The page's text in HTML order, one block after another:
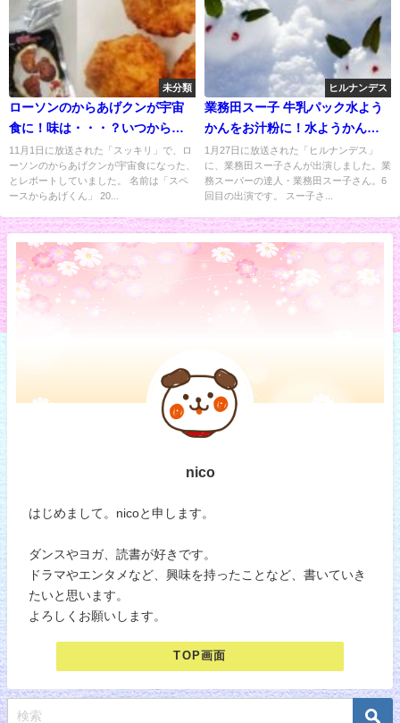
未分類
ローソンのからあげクンが宇宙
食に！味は・・・？いつから販
売？
11月1日に放送された「スッキリ」で、ロ
ーソンのからあげクンが宇宙食になった、
とレポートしていました。 名前は「スペ
ースからあげくん」 20...
ヒルナンデス
業務田スー子 牛乳パック水よう
かんをお汁粉に！水ようかんカ
ー登場
1月27日に放送された「ヒルナンデス」
に、業務田スー子さんが出演しました。業
務スーパーの達人・業務田スー子さん。6
回目の出演です。 スー子さ...
nico
はじめまして。nicoと申します。
ダンスやヨガ、読書が好きです。
ドラマやエンタメなど、興味を持ったことなど、書いていき
たいと思います。
よろしくお願いします。
TOP画面